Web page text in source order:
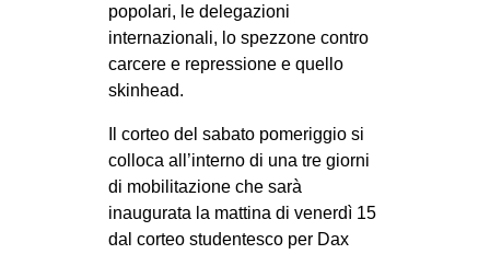
popolari, le delegazioni
internazionali, lo spezzone contro
carcere e repressione e quello
skinhead.
Il corteo del sabato pomeriggio si
colloca all’interno di una tre giorni
di mobilitazione che sarà
inaugurata la mattina di venerdì 15
dal corteo studentesco per Dax